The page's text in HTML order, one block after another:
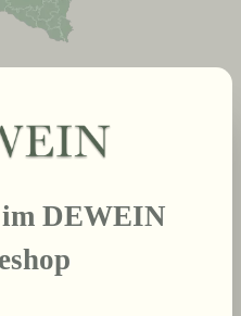
Red -
DEWEIN